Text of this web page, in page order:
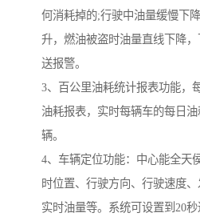
何消耗掉的;行驶中油量缓慢下
升，燃油被盗时油量直线下降
送报警。
3、百公里油耗统计报表功能，
油耗报表，实时每辆车的每日
辆。
4、车辆定位功能：中心能全天
时位置、行驶方向、行驶速度
实时油量等。系统可设置到20